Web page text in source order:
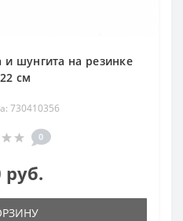
и шунгита на резинке
см
730410356
0
руб.